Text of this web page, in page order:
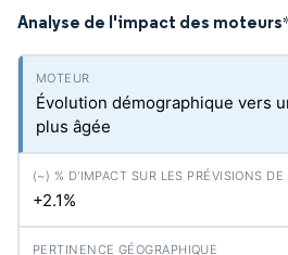
Analyse de l'impact des moteurs
Évolution démographique vers
plus âgée
+2.1%